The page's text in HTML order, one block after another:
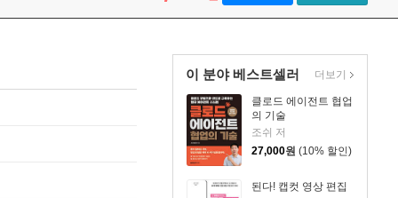
이 분야 베스트셀러
클로드 에이전트 협업
의 기술
조쉬 저
27,000원 (10% 할인)
된다! 캡컷 영상 편집
더보기